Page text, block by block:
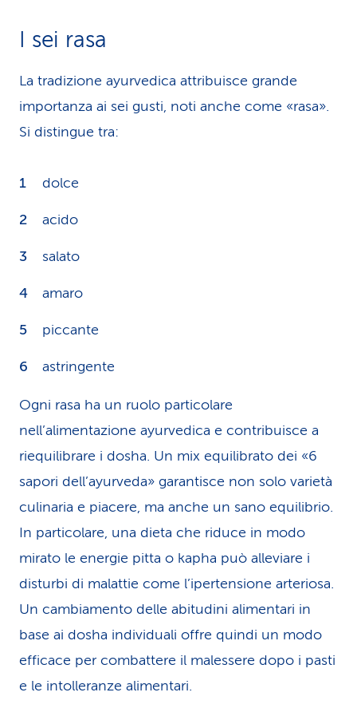
I sei rasa
La tradizione ayurvedica attribuisce grande
importanza ai sei gusti, noti anche come «rasa».
Si distingue tra:
dolce
acido
salato
amaro
piccante
astringente
Ogni rasa ha un ruolo particolare
nell’alimentazione ayurvedica e contribuisce a
riequilibrare i dosha. Un mix equilibrato dei «6
sapori dell’ayurveda» garantisce non solo varietà
culinaria e piacere, ma anche un sano equilibrio.
In particolare, una dieta che riduce in modo
mirato le energie pitta o kapha può alleviare i
disturbi di malattie come l’ipertensione arteriosa.
Un cambiamento delle abitudini alimentari in
base ai dosha individuali offre quindi un modo
efficace per combattere il malessere dopo i pasti
e le intolleranze alimentari.